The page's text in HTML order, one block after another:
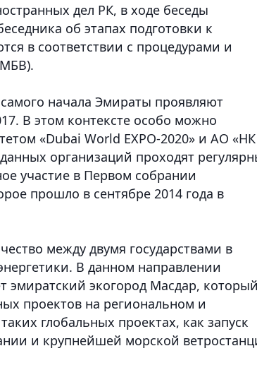
дел РК, в ходе беседы
об этапах подготовки к
в соответствии с процедурами и
начала Эмираты проявляют
В этом контексте особо можно
«Dubai World EXPO-2020» и АО «НК
организаций проходят
участие в Первом собрании
прошло в сентябре 2014 года в
между двумя государствами в
В данном направлении
эмиратский экогород Масдар,
проектов на региональном и
глобальных проектах, как запуск
и крупнейшей морской